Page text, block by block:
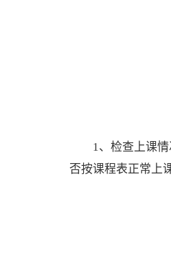
1、检查上课
否按课程表正常上